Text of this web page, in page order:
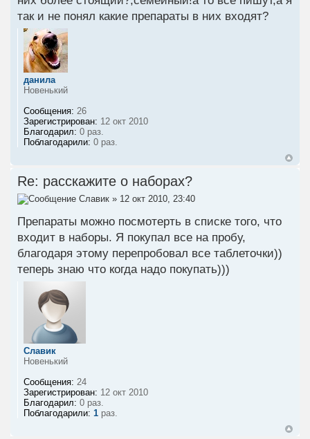
так и не понял какие препараты в них входят?
данила
Новенький
Сообщения: 26
Зарегистрирован: 12 окт 2010
Благодарил: 0 раз.
Поблагодарили: 0 раз.
Re: расскажите о наборах?
Славик » 12 окт 2010, 23:40
Препараты можно посмотерть в списке того, что
входит в наборы. Я покупал все на пробу,
благодаря этому перепробовал все таблеточки))
теперь знаю что когда надо покупать)))
Славик
Новенький
Сообщения: 24
Зарегистрирован: 12 окт 2010
Благодарил: 0 раз.
Поблагодарили: 1 раз.